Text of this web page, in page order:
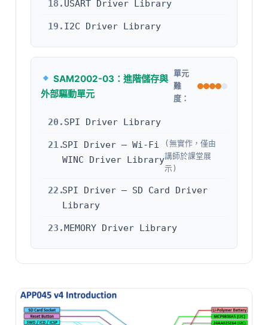
18. USART Driver Library
19. I2C Driver Library
SAM2002-03：進階儲存與
外部驅動單元
單元
難
度：
20. SPI Driver Library
21.SPI Driver – Wi-Fi
WINC Driver Library
(無實作，僅由
講師於課堂展
示)
22.SPI Driver – SD Card Driver
Library
23.MEMORY Driver Library